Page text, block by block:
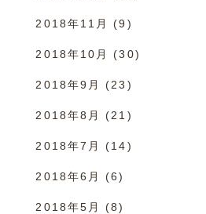
2018年11月 (9)
2018年10月 (30)
2018年9月 (23)
2018年8月 (21)
2018年7月 (14)
2018年6月 (6)
2018年5月 (8)